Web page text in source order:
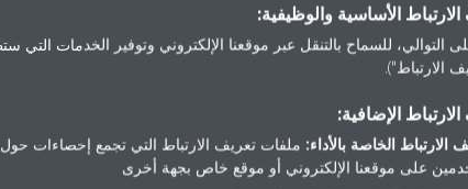
بسيطة مقارنةً بالتركيبات
الأساسية والوظيفية:
التوالي، للسماح بالتنقل عبر موقعنا الإلكتروني وتوفير الخدمات التي
الارتباط").
الإضافية:
الارتباط الخاصة بالأداء: ملفات تعريف الارتباط التي تجمع إحصاءات
على موقعنا الإلكتروني أو موقع خاص بجهة أخرى